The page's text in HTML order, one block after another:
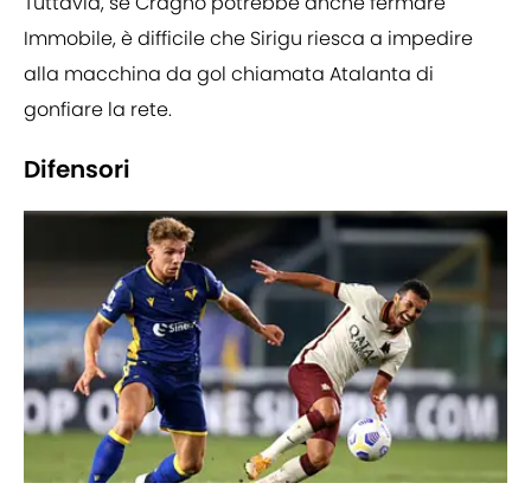
Immobile, è difficile che Sirigu riesca a impedire
alla macchina da gol chiamata Atalanta di
gonfiare la rete.
Difensori